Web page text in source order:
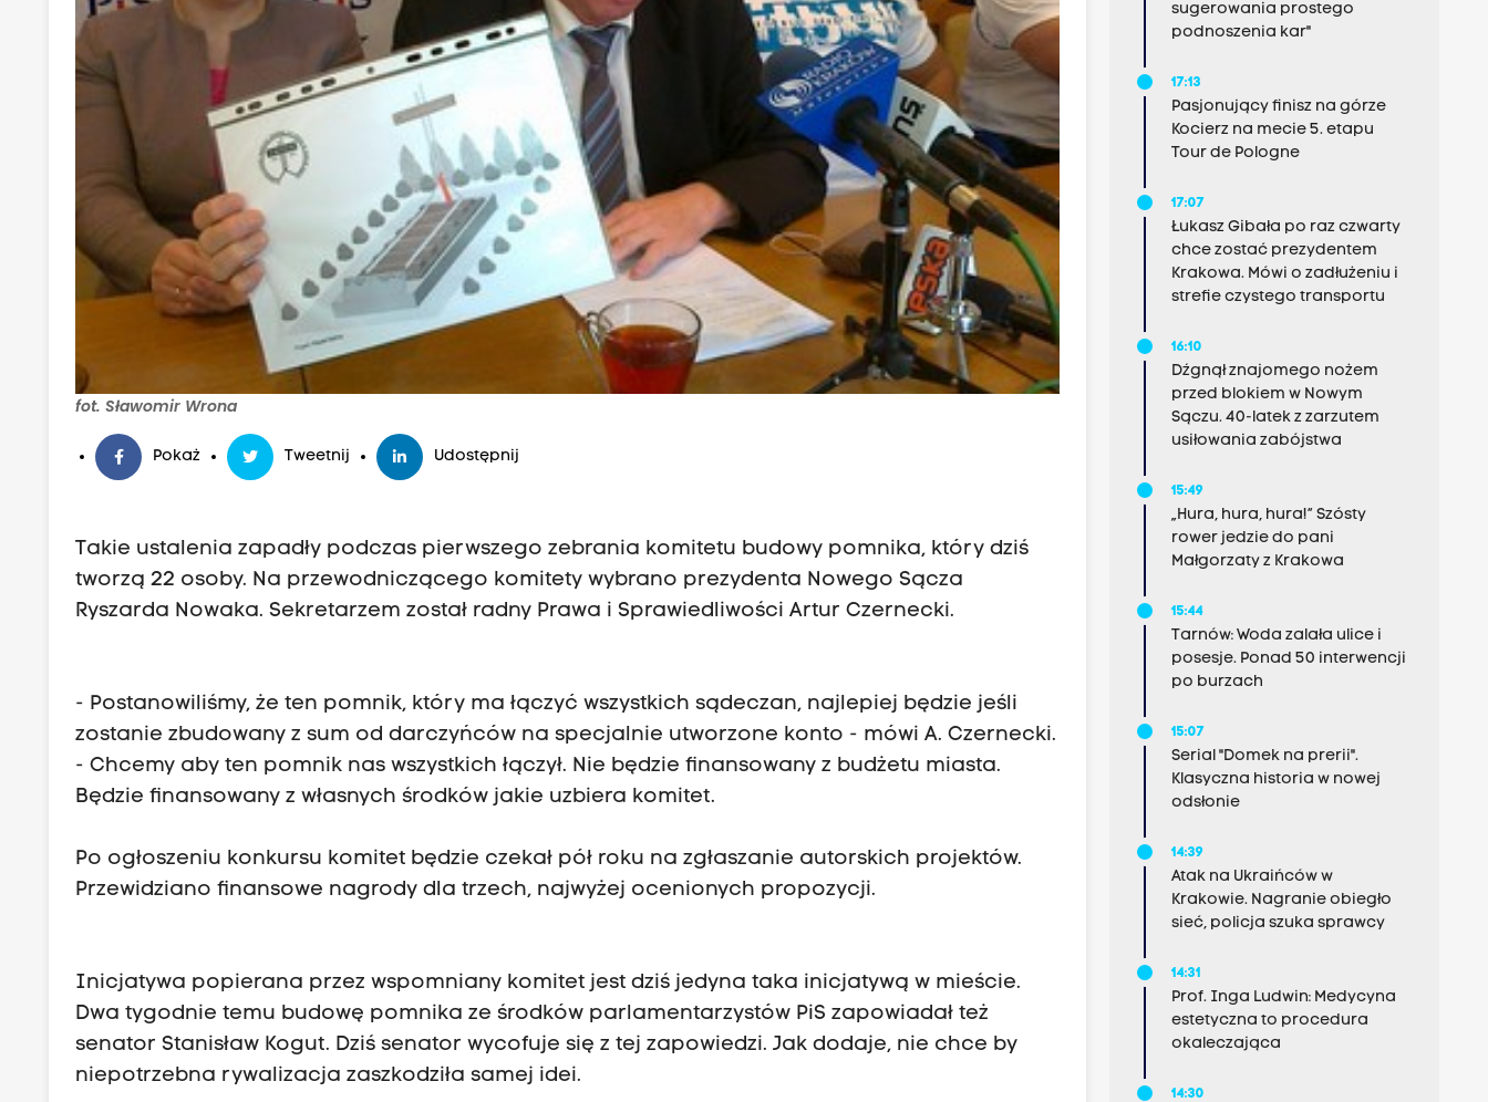
fot. Sławomir Wrona
Pokaż Tweetnij Udostępnij
Takie ustalenia zapadły podczas pierwszego zebrania komitetu budowy pomnika, który dziś
tworzą 22 osoby. Na przewodniczącego komitety wybrano prezydenta Nowego Sącza
Ryszarda Nowaka. Sekretarzem został radny Prawa i Sprawiedliwości Artur Czernecki.
- Postanowiliśmy, że ten pomnik, który ma łączyć wszystkich sądeczan, najlepiej będzie jeśli
zostanie zbudowany z sum od darczyńców na specjalnie utworzone konto - mówi A. Czernecki.
- Chcemy aby ten pomnik nas wszystkich łączył. Nie będzie finansowany z budżetu miasta.
Będzie finansowany z własnych środków jakie uzbiera komitet.
Po ogłoszeniu konkursu komitet będzie czekał pół roku na zgłaszanie autorskich projektów.
Przewidziano finansowe nagrody dla trzech, najwyżej ocenionych propozycji.
Inicjatywa popierana przez wspomniany komitet jest dziś jedyna taka inicjatywą w mieście.
Dwa tygodnie temu budowę pomnika ze środków parlamentarzystów PiS zapowiadał też
senator Stanisław Kogut. Dziś senator wycofuje się z tej zapowiedzi. Jak dodaje, nie chce by
niepotrzebna rywalizacja zaszkodziła samej idei.
sugerowania prostego
podnoszenia kar"
17:13
Pasjonujący finisz na górze
Kocierz na mecie 5. etapu
Tour de Pologne
17:07
Łukasz Gibała po raz czwarty
chce zostać prezydentem
Krakowa. Mówi o zadłużeniu i
strefie czystego transportu
16:10
Dźgnął znajomego nożem
przed blokiem w Nowym
Sączu. 40-latek z zarzutem
usiłowania zabójstwa
15:49
„Hura, hura, hura!” Szósty
rower jedzie do pani
Małgorzaty z Krakowa
15:44
Tarnów: Woda zalała ulice i
posesje. Ponad 50 interwencji
po burzach
15:07
Serial "Domek na prerii".
Klasyczna historia w nowej
odsłonie
14:39
Atak na Ukraińców w
Krakowie. Nagranie obiegło
sieć, policja szuka sprawcy
14:31
Prof. Inga Ludwin: Medycyna
estetyczna to procedura
okaleczająca
14:30